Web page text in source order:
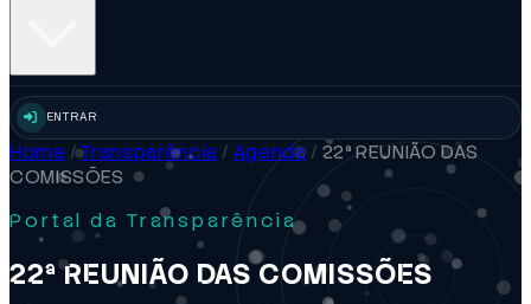
ENTRAR
Home /Transparência / Agenda / 22ª REUNIÃO DAS
COMISSÕES
Portal da Transparência
22ª REUNIÃO DAS COMISSÕES